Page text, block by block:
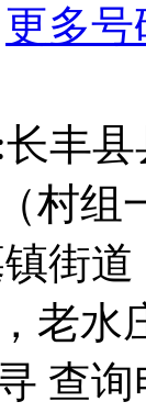
更多号
丰
村组
街
老水
查